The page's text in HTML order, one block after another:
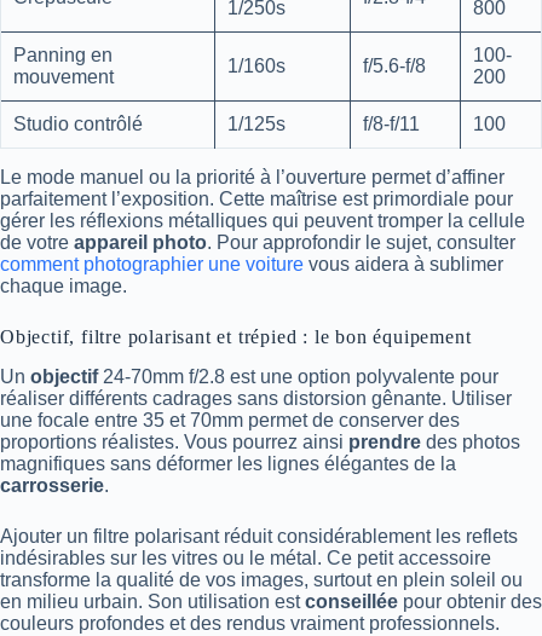
1/250s
800
Panning en
mouvement
1/160s f/5.6-f/8
100-
200
Studio contrôlé 1/125s f/8-f/11 100
Le mode manuel ou la priorité à l’ouverture permet d’affiner
parfaitement l’exposition. Cette maîtrise est primordiale pour
gérer les réflexions métalliques qui peuvent tromper la cellule
de votre appareil photo. Pour approfondir le sujet, consulter
comment photographier une voiture vous aidera à sublimer
chaque image.
Objectif, filtre polarisant et trépied : le bon équipement
Un objectif24-70mm f/2.8 est une option polyvalente pour
réaliser différents cadrages sans distorsion gênante. Utiliser
une focale entre 35 et 70mm permet de conserver des
proportions réalistes. Vous pourrez ainsi prendre des photos
magnifiques sans déformer les lignes élégantes de la
carrosserie.
Ajouter un filtre polarisant réduit considérablement les reflets
indésirables sur les vitres ou le métal. Ce petit accessoire
transforme la qualité de vos images, surtout en plein soleil ou
en milieu urbain. Son utilisation estconseillée pour obtenir des
couleurs profondes et des rendus vraiment professionnels.